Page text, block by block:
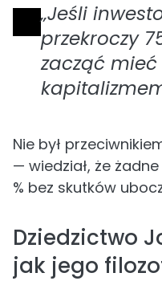
„Jeśli
przekroczy
zacząć
Nie był
— wiedział, że
% bez skutków
Dziedzictwo
jak jego